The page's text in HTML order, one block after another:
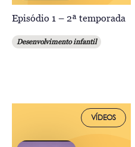
Episódio 1 – 2ª temporada
Desenvolvimento infantil
VÍDEOS